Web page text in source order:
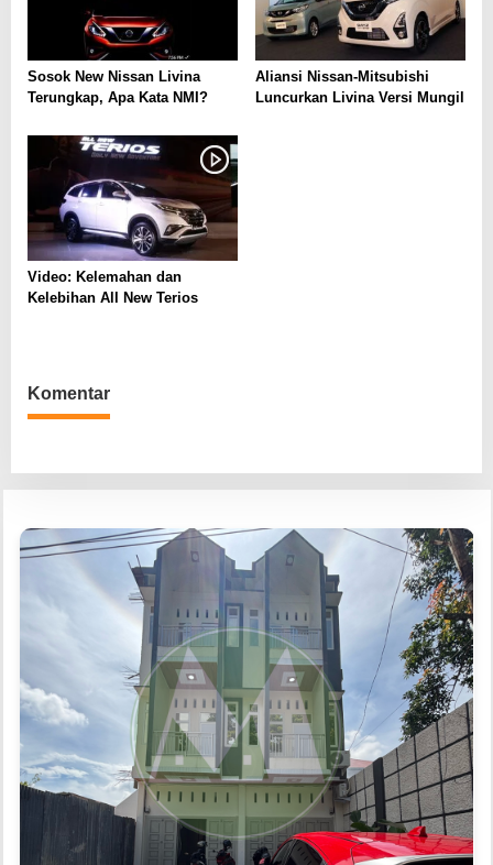
Sosok New Nissan Livina
Terungkap, Apa Kata NMI?
Aliansi Nissan-Mitsubishi
Luncurkan Livina Versi Mungil
Video: Kelemahan dan
Kelebihan All New Terios
Komentar